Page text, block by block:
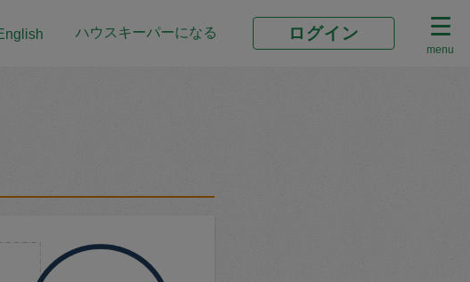
ハウスキーパーになる ログイン
menu